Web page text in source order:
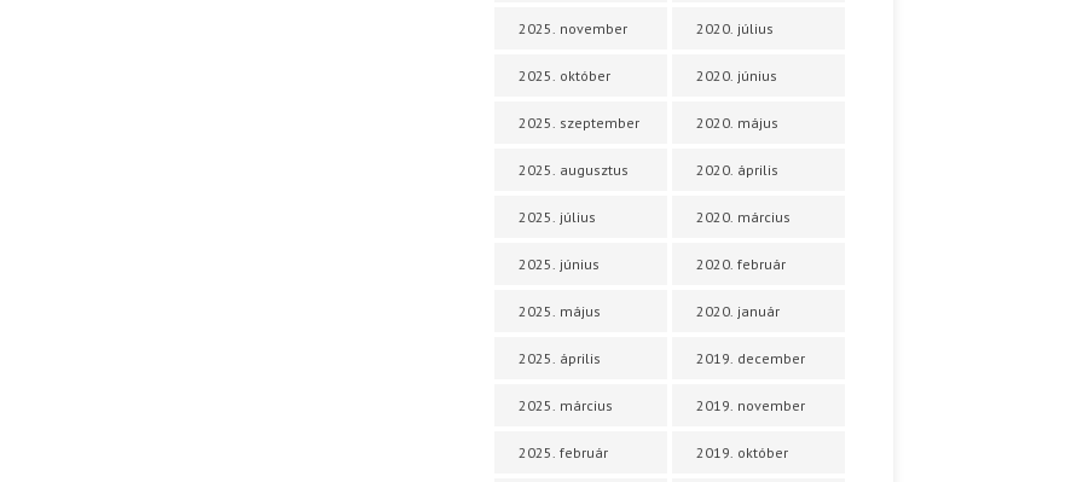
2025. november
2025. október
2025. szeptember
2025. augusztus
2025. július
2025. június
2025. május
2025. április
2025. március
2025. február
2020. július
2020. június
2020. május
2020. április
2020. március
2020. február
2020. január
2019. december
2019. november
2019. október